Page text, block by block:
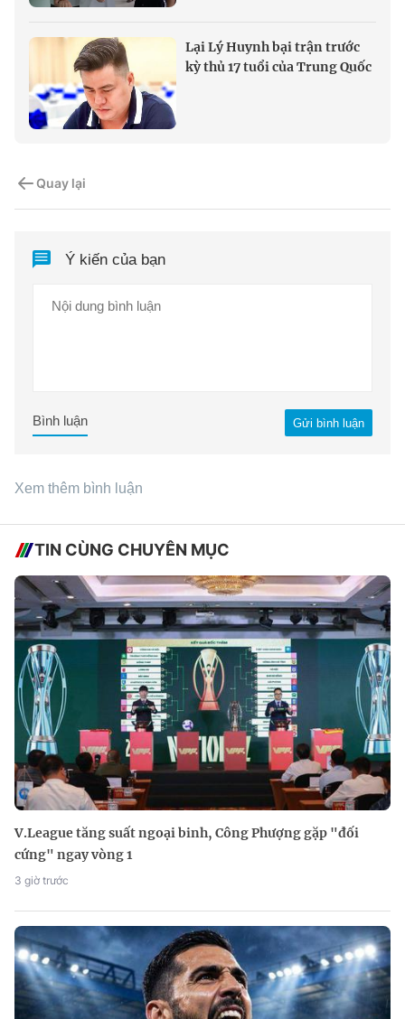
Lại Lý Huynh bại trận trước
kỳ thủ 17 tuổi của Trung Quốc
Quay lại
Ý kiến của bạn
Gửi bình luận
Bình luận
Xem thêm bình luận
TIN CÙNG CHUYÊN MỤC
V.League tăng suất ngoại binh, Công Phượng gặp "đối
cứng" ngay vòng 1
3 giờ trước